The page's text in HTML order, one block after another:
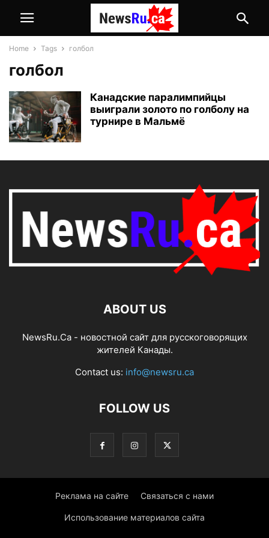
Home Tags голбол
голбол
Канадские паралимпийцы
выиграли золото по голболу на
турнире в Мальмё
ABOUT US
NewsRu.Ca - новостной сайт для русскоговорящих
жителей Канады.
Contact us: info@newsru.ca
FOLLOW US
Реклама на сайте Связаться с нами
Использование материалов сайта